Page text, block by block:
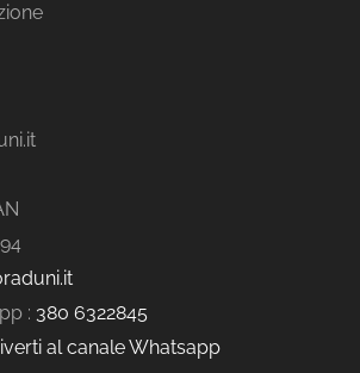
: 380 6322845
al canale Whatsapp